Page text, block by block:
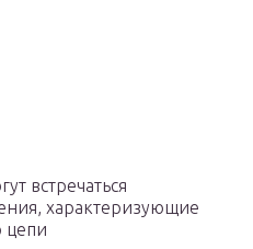
встречаться
характеризующие
цепи